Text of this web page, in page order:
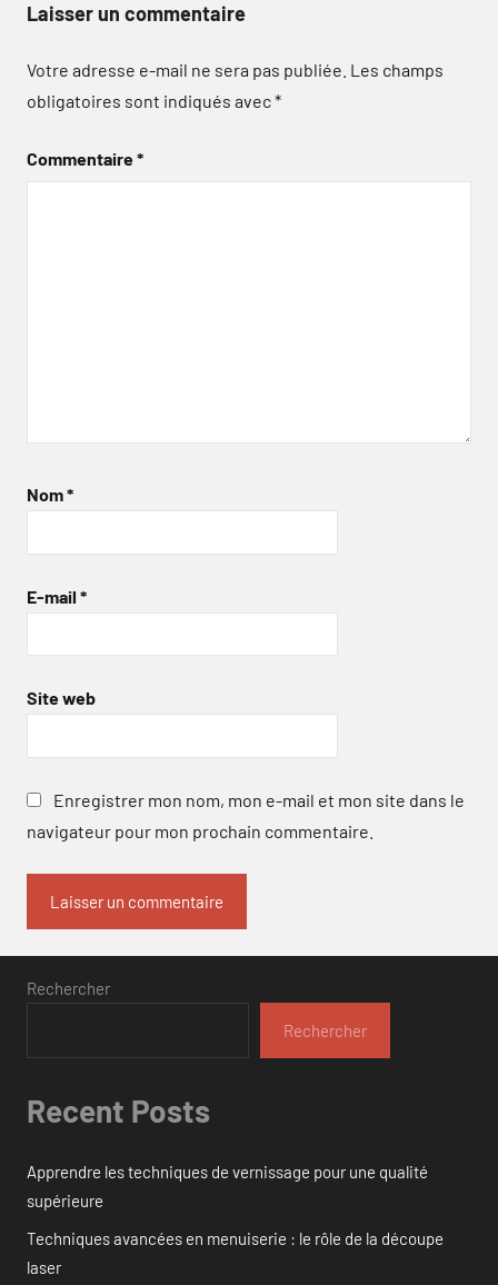
Laisser un commentaire
Votre adresse e-mail ne sera pas publiée. Les champs
obligatoires sont indiqués avec*
Commentaire*
Nom*
E-mail *
Site web
Enregistrer mon nom, mon e-mail et mon site dans le
navigateur pour mon prochain commentaire.
Rechercher
Rechercher
Recent Posts
Apprendre les techniques de vernissage pour une qualité
supérieure
Techniques avancées en menuiserie : le rôle de la découpe
laser